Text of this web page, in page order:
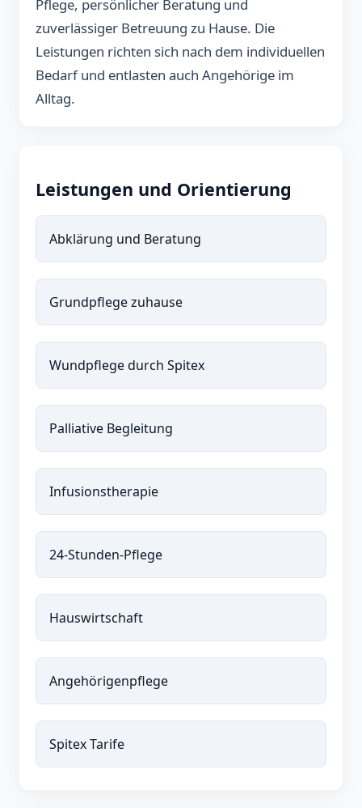
Pflege, persönlicher Beratung und
zuverlässiger Betreuung zu Hause. Die
Leistungen richten sich nach dem individuellen
Bedarf und entlasten auch Angehörige im
Alltag.
Leistungen und Orientierung
Abklärung und Beratung
Grundpflege zuhause
Wundpflege durch Spitex
Palliative Begleitung
Infusionstherapie
24-Stunden-Pflege
Hauswirtschaft
Angehörigenpflege
Spitex Tarife